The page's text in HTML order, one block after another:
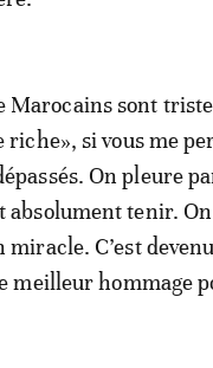
Marocains sont
riche», si vous me
On pleure
absolument tenir.
miracle. C’est
meilleur hommage